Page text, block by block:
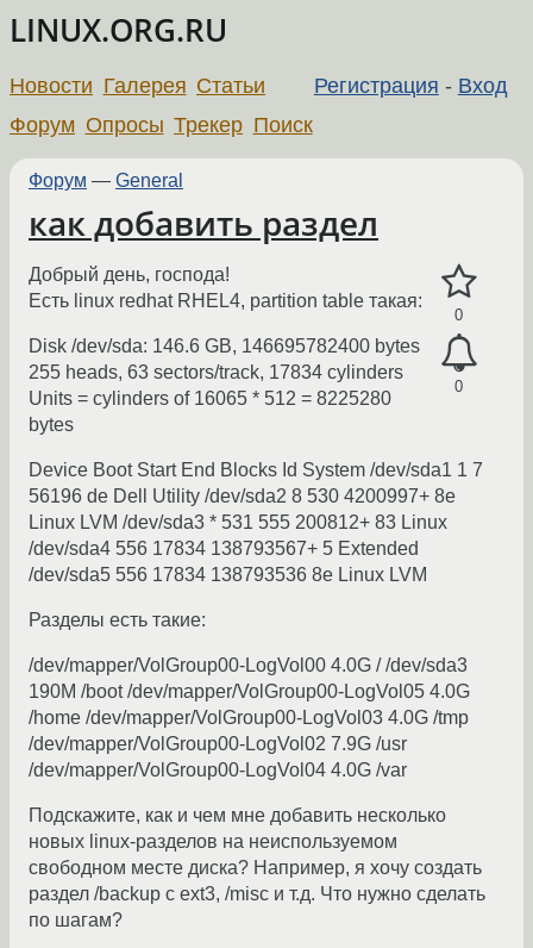
LINUX.ORG.RU
Регистрация - Вход
Новости Галерея Статьи
Форум Опросы Трекер Поиск
Форум — General
как добавить раздел
0
0
Добрый день, господа!
Есть linux redhat RHEL4, partition table такая:
Disk /dev/sda: 146.6 GB, 146695782400 bytes
255 heads, 63 sectors/track, 17834 cylinders
Units = cylinders of 16065 * 512 = 8225280
bytes
Device Boot Start End Blocks Id System /dev/sda1 1 7
56196 de Dell Utility /dev/sda2 8 530 4200997+ 8e
Linux LVM /dev/sda3 * 531 555 200812+ 83 Linux
/dev/sda4 556 17834 138793567+ 5 Extended
/dev/sda5 556 17834 138793536 8e Linux LVM
Разделы есть такие:
/dev/mapper/VolGroup00-LogVol00 4.0G / /dev/sda3
190M /boot /dev/mapper/VolGroup00-LogVol05 4.0G
/home /dev/mapper/VolGroup00-LogVol03 4.0G /tmp
/dev/mapper/VolGroup00-LogVol02 7.9G /usr
/dev/mapper/VolGroup00-LogVol04 4.0G /var
Подскажите, как и чем мне добавить несколько
новых linux-разделов на неиспользуемом
свободном месте диска? Например, я хочу создать
раздел /backup с ext3, /misc и т.д. Что нужно сделать
по шагам?